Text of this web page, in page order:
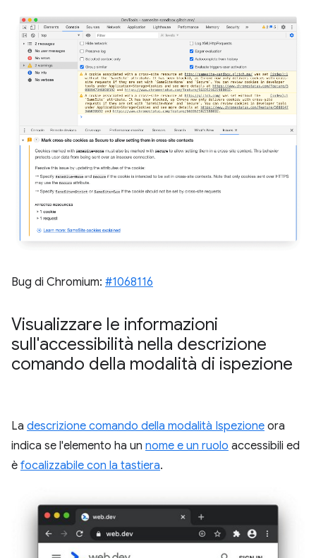
Bug di Chromium: #1068116
Visualizzare le informazioni
sull'accessibilità nella descrizione
comando della modalità di ispezione
La descrizione comando della modalità Ispezione ora
indica se l'elemento ha un nome e un ruolo accessibili ed
è focalizzabile con la tastiera.